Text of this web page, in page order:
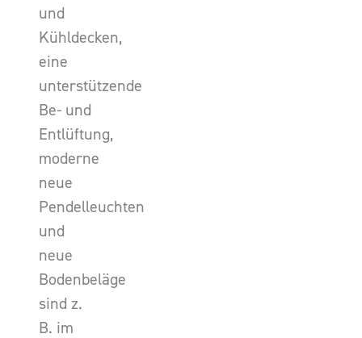
und
Kühldecken,
eine
unterstützende
Be- und
Entlüftung,
moderne
neue
Pendelleuchten
und
neue
Bodenbeläge
sind z.
B. im